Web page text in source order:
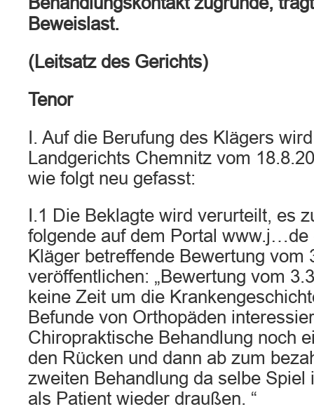
Beweislast.
(Leitsatz des Gerichts)
Tenor
I. Auf die Berufung des Klägers
Landgerichts Chemnitz vom
wie folgt neu gefasst:
I.1 Die Beklagte wird verurteilt, es
folgende auf dem Portal www.j…de
Kläger betreffende Bewertung vom
veröffentlichen: „Bewertung vom
keine Zeit um die
Befunde von Orthopäden
Chiropraktische Behandlung noch
den Rücken und dann ab zum
zweiten Behandlung da selbe Spiel
als Patient wieder draußen. “